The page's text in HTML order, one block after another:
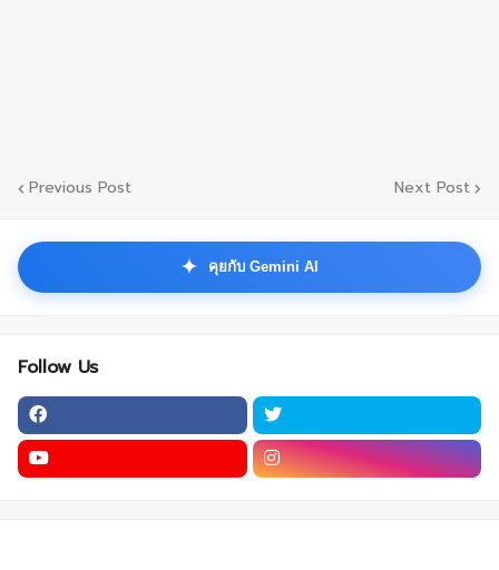
Previous Post Next Post
✦ คุยกับ Gemini AI
Follow Us